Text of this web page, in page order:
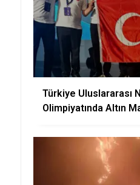
Türkiye Uluslararası
Olimpiyatında Altın